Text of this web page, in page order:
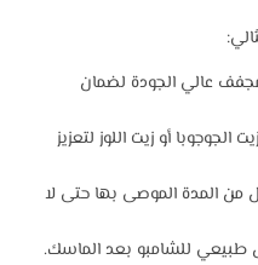
عالي الجودة لضمان
الجوجوبا أو زيت اللوز لتعزيز
من المدة الموصى بها حتى لا
طبيعي للشامبو بعد الماسك.